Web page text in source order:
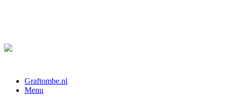
Graftombe.nl
Menu